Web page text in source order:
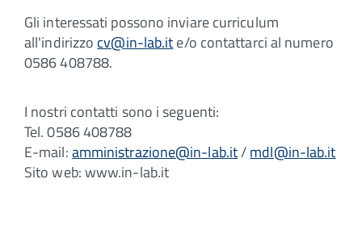
Gli interessati possono inviare curriculum
all'indirizzo cv@in-lab.ite/o contattarci al numero
0586 408788.
I nostri contatti sono i seguenti:
Tel. 0586 408788
E-mail:amministrazione@in-lab.it/mdl@in-lab.it
Sito web: www.in-lab.it